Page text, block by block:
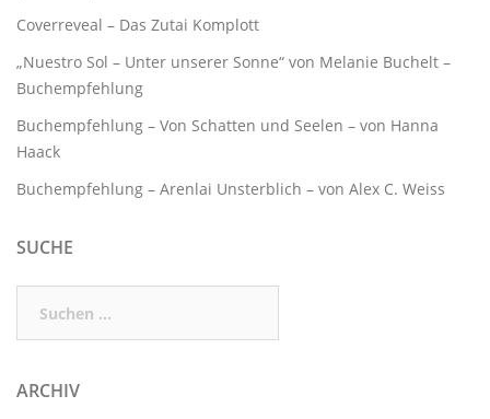
Coverreveal – Das Zutai Komplott
„Nuestro Sol – Unter unserer Sonne“ von Melanie Buchelt –
Buchempfehlung
Buchempfehlung – Von Schatten und Seelen – von Hanna
Haack
Buchempfehlung – Arenlai Unsterblich – von Alex C. Weiss
SUCHE
nach:
ARCHIV